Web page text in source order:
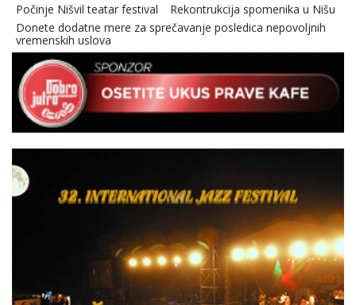
Počinje Nišvil teatar festival
Rekontrukcija spomenika u Nišu
Donete dodatne mere za sprečavanje posledica nepovoljnih
vremenskih uslova